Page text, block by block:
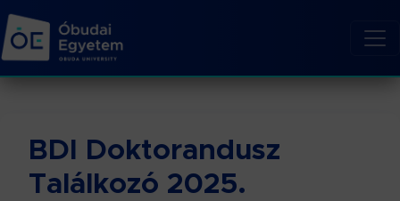
BDI Doktorandusz
Találkozó 2025.